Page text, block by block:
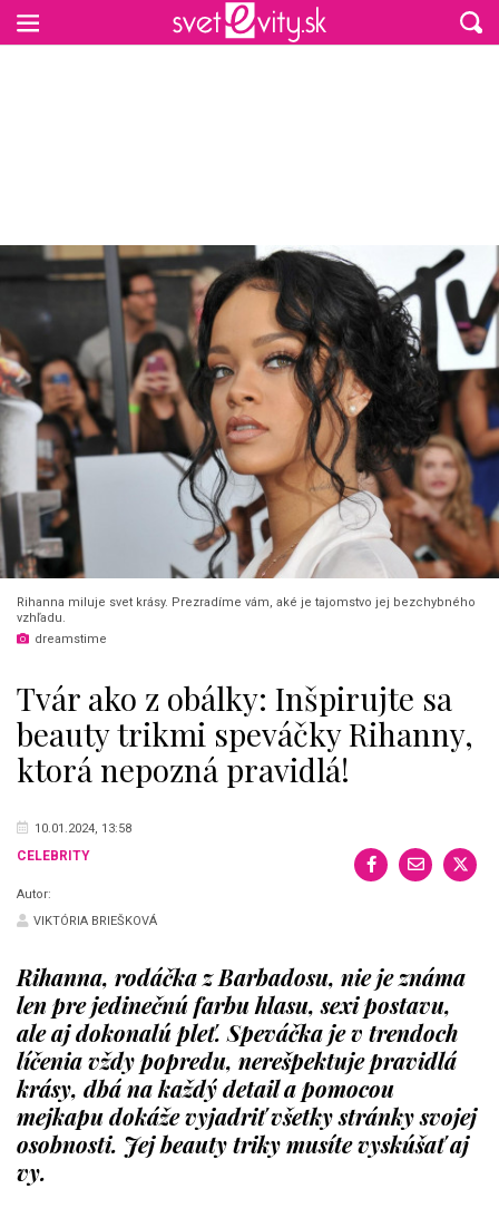
Rihanna miluje svet krásy. Prezradíme vám, aké je tajomstvo jej bezchybného
vzhľadu.
dreamstime
Tvár ako z obálky: Inšpirujte sa
beauty trikmi speváčky Rihanny,
ktorá nepozná pravidlá!
10.01.2024, 13:58
CELEBRITY
Autor:
VIKTÓRIA BRIEŠKOVÁ
Rihanna, rodáčka z Barbadosu, nie je známa
len pre jedinečnú farbu hlasu, sexi postavu,
ale aj dokonalú pleť. Speváčka je v trendoch
líčenia vždy popredu, nerešpektuje pravidlá
krásy, dbá na každý detail a pomocou
mejkapu dokáže vyjadriť všetky stránky svojej
osobnosti. Jej beauty triky musíte vyskúšať aj
vy.